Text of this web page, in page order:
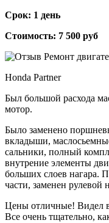
Срок: 1 день
Стоимость: 7 500 руб
Honda Partner
Был большой расхода
мотор.
Было заменено
вкладыши,
сальники, полный
внутрение элементы
больших слоев нагара.
части, заменен рулевой
Цены отличные! Видел
Все очень тщательно,